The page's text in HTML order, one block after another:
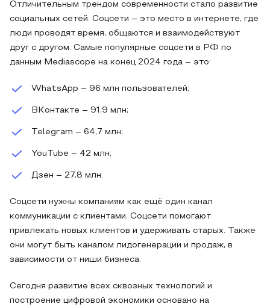
Отличительным трендом современности стало развитие
социальных сетей. Соцсети – это место в интернете, где
люди проводят время, общаются и взаимодействуют
друг с другом. Самые популярные соцсети в РФ по
данным Mediascope на конец 2024 года – это:
WhatsApp – 96 млн пользователей;
ВКонтакте – 91,9 млн;
Telegram – 64,7 млн;
YouTube – 42 млн;
Дзен – 27,8 млн.
Соцсети нужны компаниям как ещё один канал
коммуникации с клиентами. Соцсети помогают
привлекать новых клиентов и удерживать старых. Также
они могут быть каналом лидогенерации и продаж, в
зависимости от ниши бизнеса.
Сегодня развитие всех сквозных технологий и
построение цифровой экономики основано на